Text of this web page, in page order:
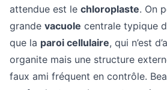
attendue est le chloroplaste. On
grande vacuole centrale typique
que la paroi cellulaire, qui n’est
organite mais une structure
faux ami fréquent en contrôle.